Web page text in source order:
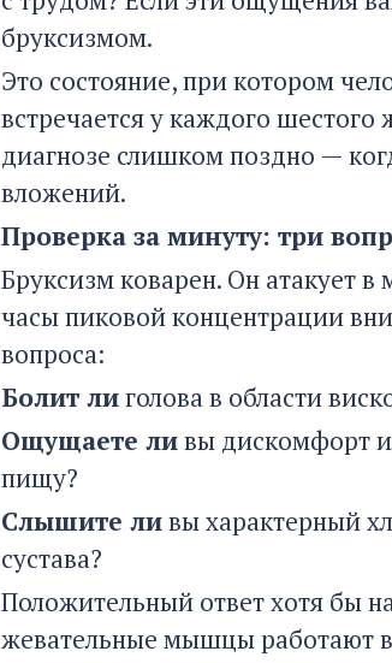
бруксизмом.
Это состояние, при котором
встречается у каждого
диагнозе слишком поздно —
вложений.
Проверка за минуту: три
Бруксизм коварен. Он атакует
часы пиковой концентрации
вопроса:
Болит лиголова в области
Ощущаете ливы дискомфорт
пищу?
Слышите ливы характерный
сустава?
Положительный ответ хотя бы
жевательные мышцы работают